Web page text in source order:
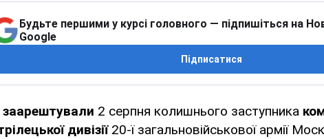
Будьте першими у курсі головного — підпишіться на
Google
Підписатися
заарештували 2 серпня колишнього заступника
дивізії20-ї загальновійськової армії